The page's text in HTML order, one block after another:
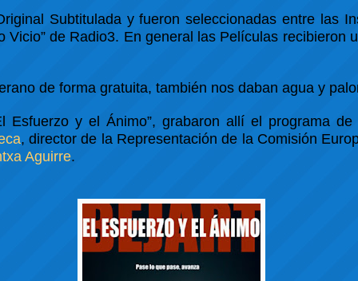
Subtitulada y fueron seleccionadas entre las
Vicio” de Radio3. En general las Películas recibieron
de forma gratuita, también nos daban agua y
Esfuerzo y el Ánimo”, grabaron allí el programa de
, director de la Representación de la Comisión
Aguirre.